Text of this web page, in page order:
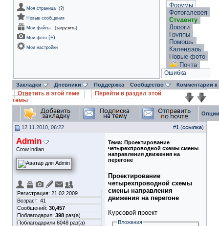
Моя страница (?)
Новые сообщения
Мои файлы
(загрузить)
Мои фото (+)
Мои настройки
Форумы
Фотогалерея
Студенту
Дороги
Группы
Помощь
Календарь
Новые фото
Почта
Ошибка
Закладки Дневники Поддержка Сообщество Комментарии
Ответить в этой теме
Перейти в раздел этой
темы
12.11.2010, 06:22 #1 (ссылка)
Admin
Crow indian
Регистрация: 21.02.2009
Возраст: 41
Сообщений: 30,457
Поблагодарил: 398 раз(а)
Поблагодарили 6048 раз(а)
Тема: Проектирование
четырехпроводной схемы смены
направления движения на
перегоне
Проектирование
четырехпроводной схемы
смены направления
движения на перегоне
Курсовой проект
Вложения